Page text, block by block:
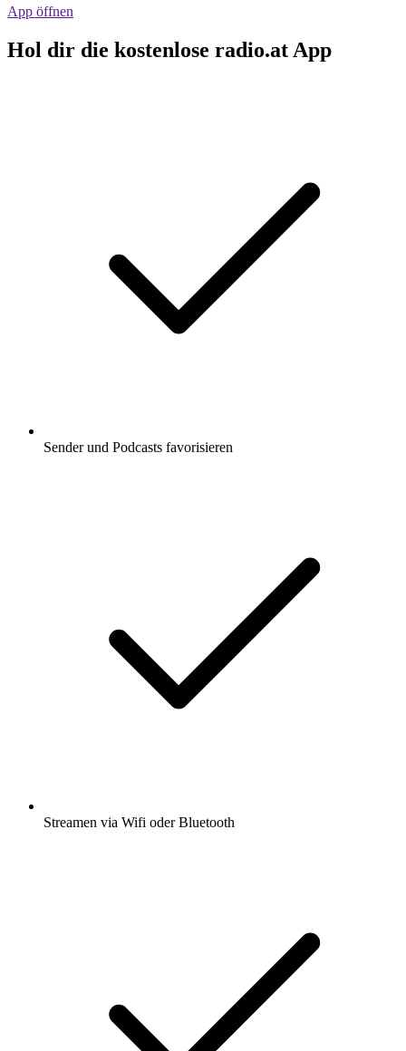
App öffnen
Hol dir die kostenlose radio.at App
Sender und Podcasts favorisieren
Streamen via Wifi oder Bluetooth